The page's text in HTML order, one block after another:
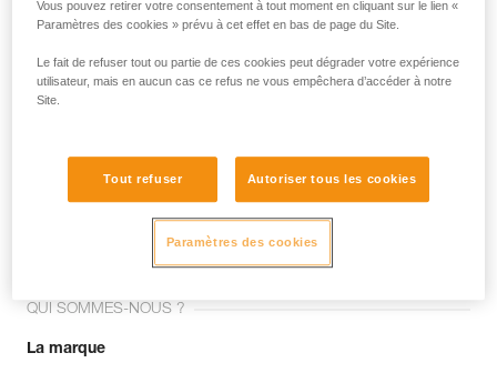
Email *
Rejoignez la communauté !
QUI SOMMES-NOUS ?
La marque
Vous pouvez retirer votre consentement à tout moment en cliquant sur le lien «
Paramètres des cookies » prévu à cet effet en bas de page du Site.
Le fait de refuser tout ou partie de ces cookies peut dégrader votre expérience
utilisateur, mais en aucun cas ce refus ne vous empêchera d’accéder à notre
Site.
Tout refuser Autoriser tous les cookies
Paramètres des cookies